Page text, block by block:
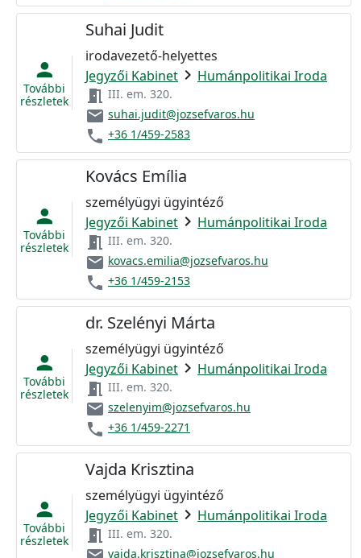
person
További
részletek
Suhai Judit
irodavezető-helyettes
Jegyzői Kabinet chevron_right Humánpolitikai Iroda
meeting_room III. em. 320.
email suhai.judit@jozsefvaros.hu
phone +36 1/459-2583
person
További
részletek
Kovács Emília
személyügyi ügyintéző
Jegyzői Kabinet chevron_right Humánpolitikai Iroda
meeting_room III. em. 320.
email kovacs.emilia@jozsefvaros.hu
phone +36 1/459-2153
person
További
részletek
dr. Szelényi Márta
személyügyi ügyintéző
Jegyzői Kabinet chevron_right Humánpolitikai Iroda
meeting_room III. em. 320.
email szelenyim@jozsefvaros.hu
phone +36 1/459-2271
person
További
részletek
Vajda Krisztina
személyügyi ügyintéző
Jegyzői Kabinet chevron_right Humánpolitikai Iroda
meeting_room III. em. 320.
vajda.krisztina@jozsefvaros.hu